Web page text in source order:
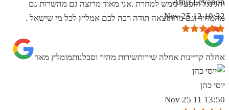
והגינגל הופעל ממש למחרת .אני מאוד מרוצה גם מהשרות גם
מהמחיר וגם מהתוצאה תודה רבה לכם אמליץ לכל מי שישאל .
Amir Levanon
10:32 12 Nov 25
אחלה קריינות אחלה שירותשירות מהיר וסבלנותמומלץ מאד
יוסי כהן
13:50 11 Nov 25